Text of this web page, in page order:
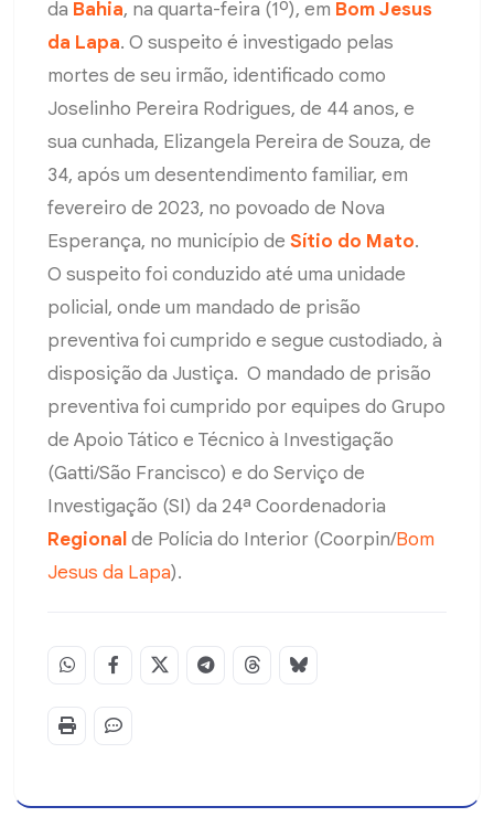
da Bahia, na quarta-feira (1º), em Bom Jesus
da Lapa. O suspeito é investigado pelas
mortes de seu irmão, identificado como
Joselinho Pereira Rodrigues, de 44 anos, e
sua cunhada, Elizangela Pereira de Souza, de
34, após um desentendimento familiar, em
fevereiro de 2023, no povoado de Nova
Esperança, no município de Sítio do Mato.
O suspeito foi conduzido até uma unidade
policial, onde um mandado de prisão
preventiva foi cumprido e segue custodiado, à
disposição da Justiça. O mandado de prisão
preventiva foi cumprido por equipes do Grupo
de Apoio Tático e Técnico à Investigação
(Gatti/São Francisco) e do Serviço de
Investigação (SI) da 24ª Coordenadoria
Regional de Polícia do Interior (Coorpin/Bom
Jesus da Lapa).